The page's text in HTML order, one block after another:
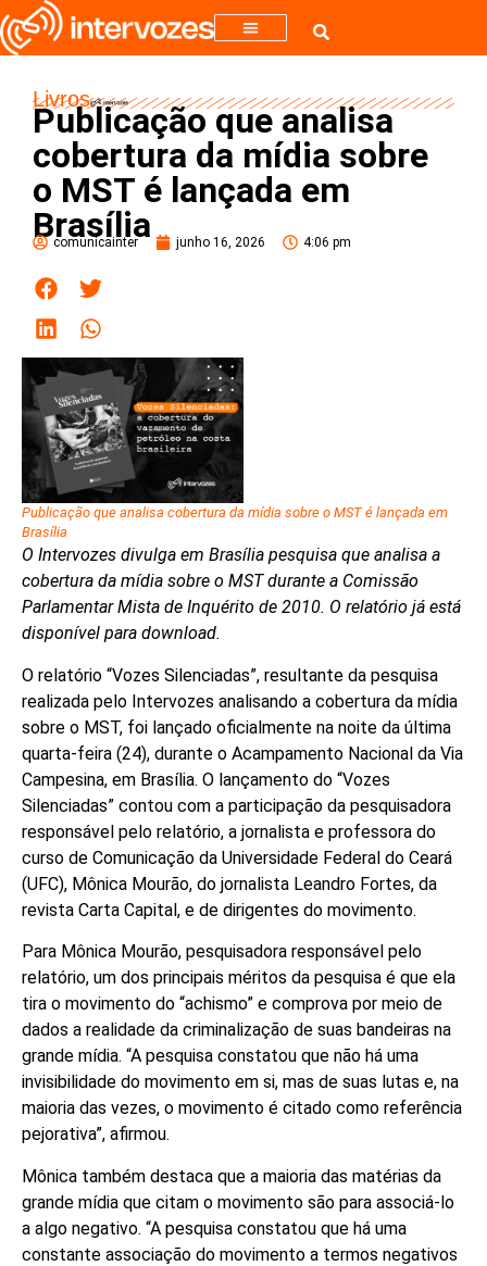
Livros
Publicação que analisa
cobertura da mídia sobre
o MST é lançada em
Brasília
comunicainter junho 16, 2026 4:06 pm
Publicação que analisa cobertura da mídia sobre o MST é lançada em
Brasília
O Intervozes divulga em Brasília pesquisa que analisa a
cobertura da mídia sobre o MST durante a Comissão
Parlamentar Mista de Inquérito de 2010. O relatório já está
disponível para download.
O relatório “Vozes Silenciadas”, resultante da pesquisa
realizada pelo Intervozes analisando a cobertura da mídia
sobre o MST, foi lançado oficialmente na noite da última
quarta-feira (24), durante o Acampamento Nacional da Via
Campesina, em Brasília. O lançamento do “Vozes
Silenciadas” contou com a participação da pesquisadora
responsável pelo relatório, a jornalista e professora do
curso de Comunicação da Universidade Federal do Ceará
(UFC), Mônica Mourão, do jornalista Leandro Fortes, da
revista Carta Capital, e de dirigentes do movimento.
Para Mônica Mourão, pesquisadora responsável pelo
relatório, um dos principais méritos da pesquisa é que ela
tira o movimento do “achismo” e comprova por meio de
dados a realidade da criminalização de suas bandeiras na
grande mídia. “A pesquisa constatou que não há uma
invisibilidade do movimento em si, mas de suas lutas e, na
maioria das vezes, o movimento é citado como referência
pejorativa”, afirmou.
Mônica também destaca que a maioria das matérias da
grande mídia que citam o movimento são para associá-lo
a algo negativo. “A pesquisa constatou que há uma
constante associação do movimento a termos negativos